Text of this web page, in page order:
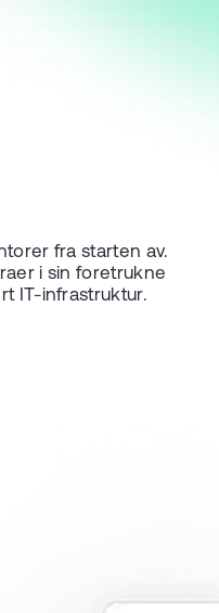
fra starten av.
i sin foretrukne
IT-infrastruktur.